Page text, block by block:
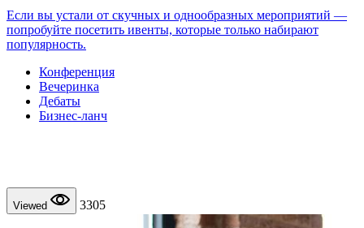
Если вы устали от скучных и однообразных мероприятий —
попробуйте посетить ивенты, которые только набирают
популярность.
Конференция
Вечеринка
Дебаты
Бизнес-ланч
Viewed 3305